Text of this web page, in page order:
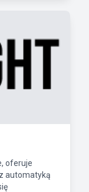
oferuje
automatyką